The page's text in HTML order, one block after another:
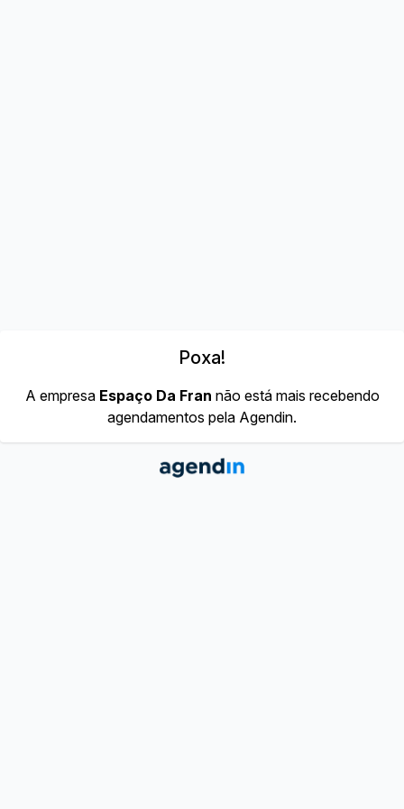
Poxa!
A empresa Espaço Da Fran não está mais recebendo
agendamentos pela Agendin.